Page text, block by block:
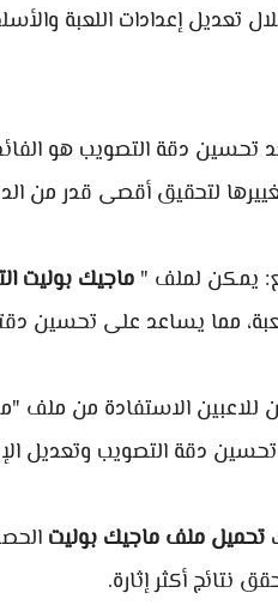
تعديل إعدادات اللعبة
دقة التصويب هو
لتحقيق أقصى قدر من
يمكن لملف " ماجيك بوليت
مما يساعد على تحسين
للاعبين الاستفادة من
دقة التصويب وتعديل
تحميل ملف ماجيك بوليت
نتائج أكثر إثارة.